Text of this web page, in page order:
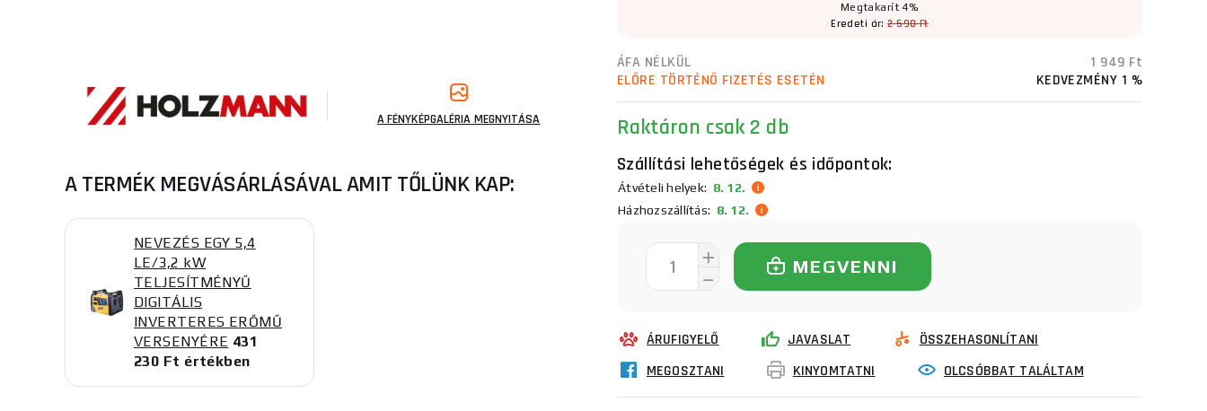
A FÉNYKÉPGALÉRIA MEGNYITÁSA
A TERMÉK MEGVÁSÁRLÁSÁVAL AMIT TŐLÜNK KAP:
NEVEZÉS EGY 5,4
LE/3,2 kW
TELJESÍTMÉNYŰ
DIGITÁLIS
INVERTERES ERŐMŰ
VERSENYÉRE 431
230 Ft értékben
Megtakarít 4%
Eredeti ár:2 590 Ft
ÁFA NÉLKÜL
1 949 Ft
ELŐRE TÖRTÉNŐ FIZETÉS ESETÉN
KEDVEZMÉNY 1 %
Raktáron csak 2 db
Szállítási lehetőségek és időpontok:
Átvételi helyek: 8. 12.
Házhozszállítás: 8. 12.
MEGVENNI
ÁRUFIGYELŐ JAVASLAT
ÖSSZEHASONLÍTANI
MEGOSZTANI
KINYOMTATNI OLCSÓBBAT TALÁLTAM